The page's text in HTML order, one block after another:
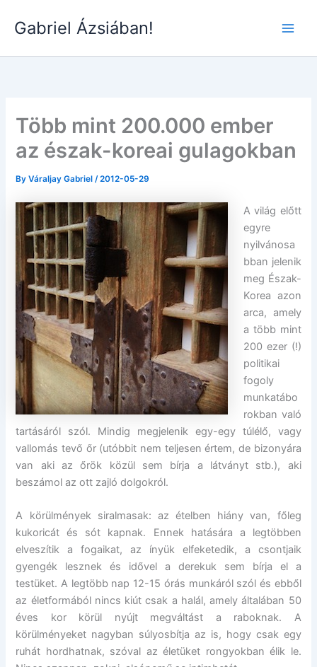
Gabriel Ázsiában!
Több mint 200.000 ember
az észak-koreai gulagokban
ByVáraljay Gabriel/2012-05-29
A világ előtt
egyre
nyilvánosa
bban jelenik
meg Észak-
Korea azon
arca, amely
a több mint
200 ezer (!)
politikai
fogoly
munkatábo
rokban való
tartásáról szól. Mindig megjelenik egy-egy túlélő, vagy
vallomás tevő őr (utóbbit nem teljesen értem, de bizonyára
van aki az őrök közül sem bírja a látványt stb.), aki
beszámol az ott zajló dolgokról.
A körülmények siralmasak: az ételben hiány van, főleg
kukoricát és sót kapnak. Ennek hatására a legtöbben
elveszítik a fogaikat, az ínyük elfeketedik, a csontjaik
gyengék lesznek és idővel a derekuk sem bírja el a
testüket. A legtöbb nap 12-15 órás munkáról szól és ebből
az életformából nincs kiút csak a halál, amely általában 50
éves kor körül nyújt megváltást a raboknak. A
körülményeket nagyban súlyosbítja az is, hogy csak egy
ruhát hordhatnak, szóval az életüket rongyokban élik le.